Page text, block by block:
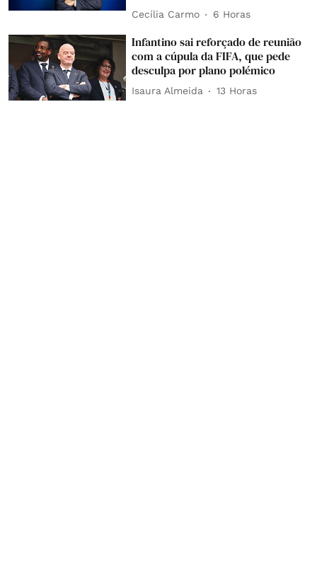
Cecília Carmo 6 Horas
Infantino sai reforçado de reunião
com a cúpula da FIFA, que pede
desculpa por plano polémico
Isaura Almeida 13 Horas